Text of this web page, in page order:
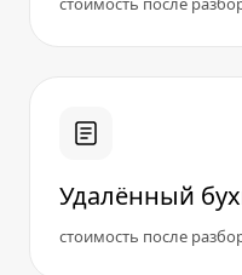
Удалённый
стоимость после